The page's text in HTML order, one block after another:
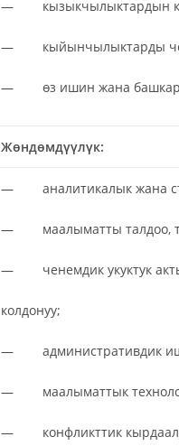
— кызыкчылыктардын
— кыйынчылыктарды
— өз ишин жана
Жөндөмдүүлүк:
— аналитикалык жана
— маалыматты талдоо,
— ченемдик укуктук
колдонуу;
— административдик
— маалыматтык
— конфликттик